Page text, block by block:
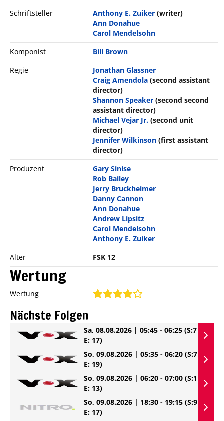
Schriftsteller
Anthony E. Zuiker (writer)
Ann Donahue
Carol Mendelsohn
Komponist
Bill Brown
Regie
Jonathan Glassner
Craig Amendola (second assistant
director)
Shannon Speaker (second second
assistant director)
Michael Vejar Jr. (second unit
director)
Jennifer Wilkinson (first assistant
director)
Produzent
Gary Sinise
Rob Bailey
Jerry Bruckheimer
Danny Cannon
Ann Donahue
Andrew Lipsitz
Carol Mendelsohn
Anthony E. Zuiker
Alter
FSK 12
Wertung
Wertung
Nächste Folgen
Sa, 08.08.2026 | 05:45 - 06:25 (S:7
E: 17)
So, 09.08.2026 | 05:35 - 06:20 (S:7
E: 19)
So, 09.08.2026 | 06:20 - 07:00 (S:1
E: 13)
So, 09.08.2026 | 18:30 - 19:15 (S:9
E: 17)